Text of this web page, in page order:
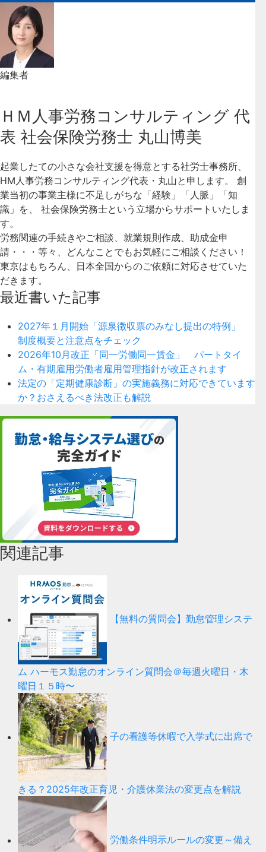
編集者
ＨＭ人事労務コンサルティング 代
表 社会保険労務士 丸山博美
起業したての小さな会社支援を得意とする社労士事務所、
HM人事労務コンサルティング代表・丸山と申します。 創
業当初の事業主様に不足しがちな「経験」「人脈」「知
識」を、 社会保険労務士という立場からサポートいたしま
す。
労務関連の手続きやご相談、就業規則作成、助成金申
請・・・等々、どんなことでもお気軽にご相談ください！
東京はもちろん、日本全国からのご依頼に対応させていた
だきます。
最近書いた記事
2027年１月開始「源泉徴収票のみなし提出の特例」
制度概要と注意点をチェック
2026年10月改正「同一労働同一賃金」 パートタイ
ム・有期雇用労働者雇用管理指針が改正されます
法定の「定期健康診断」の実施義務に対応できています
か？おさえるべき法改正も解説
関連記事
【無料の質問会】勤怠管理システ
ム ハーモス勤怠のオンライン質問会＠毎週火曜日・木
曜日１５時〜
子の看護等休暇で入学式に出席で
きる？2025年改正育児・介護休業法の変更点を解説
労働条件明示ルールの変更～備え